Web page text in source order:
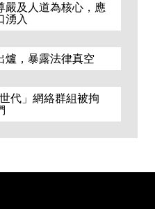
嚴及人道為核心，應
湧入
爐，暴露法律真空
代」網絡群組被拘